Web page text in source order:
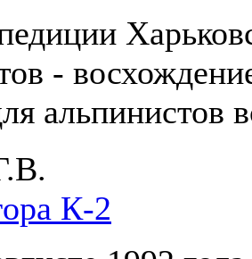
-
альпинистов
К-2